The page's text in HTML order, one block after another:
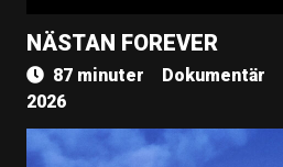
NÄSTAN FOREVER
87 minuter Dokumentär
2026